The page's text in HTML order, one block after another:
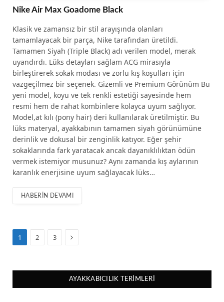
Nike Air Max Goadome Black
Klasik ve zamansız bir stil arayışında olanları
tamamlayacak bir parça, Nike tarafından üretildi.
Tamamen Siyah (Triple Black) adı verilen model, merak
uyandırdı. Lüks detayları sağlam ACG mirasıyla
birleştirerek sokak modası ve zorlu kış koşulları için
vazgeçilmez bir seçenek. Gizemli ve Premium Görünüm Bu
yeni model, koyu ve tek renkli estetiği sayesinde hem
resmi hem de rahat kombinlere kolayca uyum sağlıyor.
Model,at kılı (pony hair) deri kullanılarak üretilmiştir. Bu
lüks materyal, ayakkabının tamamen siyah görünümüne
derinlik ve dokusal bir zenginlik katıyor. Eğer şehir
sokaklarında fark yaratacak ancak dayanıklılıktan ödün
vermek istemiyor musunuz? Aynı zamanda kış aylarının
karanlık enerjisine uyum sağlayacak lüks…
HABERIN DEVAMI
1 2 3 Sonraki
AYAKKABICILIK TERIMLERI